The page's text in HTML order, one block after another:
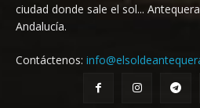
ciudad donde sale el sol...
Andalucía.
Contáctenos: